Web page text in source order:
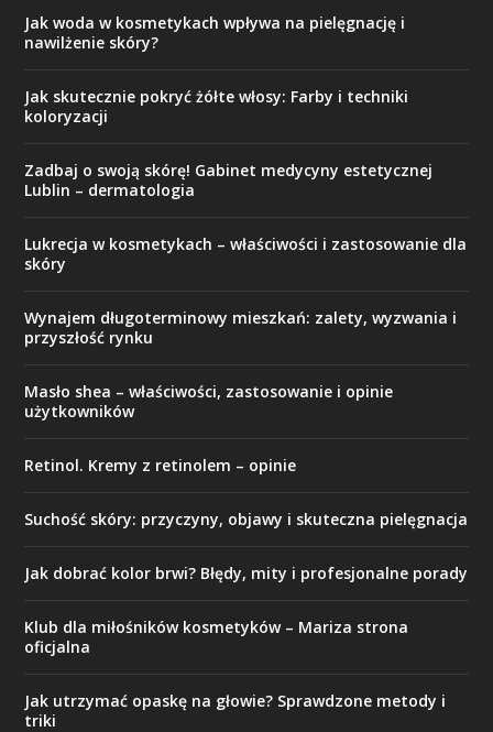
Jak woda w kosmetykach wpływa na pielęgnację i
nawilżenie skóry?
Jak skutecznie pokryć żółte włosy: Farby i techniki
koloryzacji
Zadbaj o swoją skórę! Gabinet medycyny estetycznej
Lublin – dermatologia
Lukrecja w kosmetykach – właściwości i zastosowanie dla
skóry
Wynajem długoterminowy mieszkań: zalety, wyzwania i
przyszłość rynku
Masło shea – właściwości, zastosowanie i opinie
użytkowników
Retinol. Kremy z retinolem – opinie
Suchość skóry: przyczyny, objawy i skuteczna pielęgnacja
Jak dobrać kolor brwi? Błędy, mity i profesjonalne porady
Klub dla miłośników kosmetyków – Mariza strona
oficjalna
Jak utrzymać opaskę na głowie? Sprawdzone metody i
triki